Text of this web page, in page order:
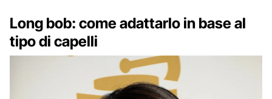
Long bob: come adattarlo in base al
tipo di capelli